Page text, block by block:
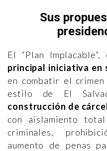
Sus
El “Plan
principal iniciativa en
en combatir el
estilo de El
construcción de
con aislamiento
criminales,
aumento de penas